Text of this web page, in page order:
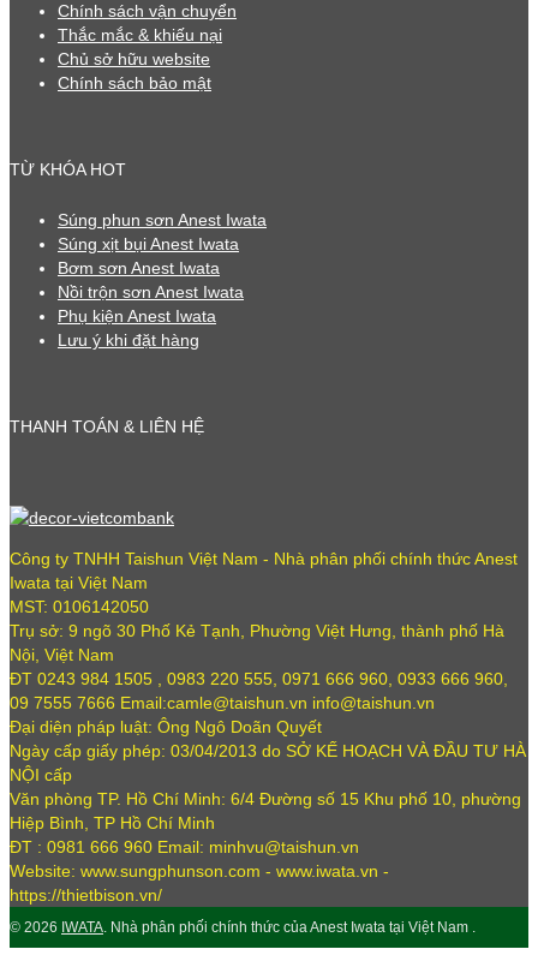
Chính sách vận chuyển
Thắc mắc & khiếu nại
Chủ sở hữu website
Chính sách bảo mật
TỪ KHÓA HOT
Súng phun sơn Anest Iwata
Súng xịt bụi Anest Iwata
Bơm sơn Anest Iwata
Nồi trộn sơn Anest Iwata
Phụ kiện Anest Iwata
Lưu ý khi đặt hàng
THANH TOÁN & LIÊN HỆ
Công ty TNHH Taishun Việt Nam - Nhà phân phối chính thức Anest
Iwata tại Việt Nam
MST: 0106142050
Trụ sở: 9 ngõ 30 Phố Kẻ Tạnh, Phường Việt Hưng, thành phố Hà
Nội, Việt Nam
ĐT 0243 984 1505 , 0983 220 555, 0971 666 960, 0933 666 960,
09 7555 7666 Email:camle@taishun.vn info@taishun.vn
Đại diện pháp luật: Ông Ngô Doãn Quyết
Ngày cấp giấy phép: 03/04/2013 do SỞ KẾ HOẠCH VÀ ĐẦU TƯ HÀ
NỘI cấp
Văn phòng TP. Hồ Chí Minh: 6/4 Đường số 15 Khu phố 10, phường
Hiệp Bình, TP Hồ Chí Minh
ĐT : 0981 666 960 Email: minhvu@taishun.vn
Website: www.sungphunson.com - www.iwata.vn -
https://thietbison.vn/
© 2026 IWATA. Nhà phân phối chính thức của Anest Iwata tại Việt Nam .